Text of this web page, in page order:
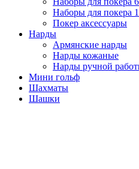
Наборы для покера
Покер аксессуары
Нарды
Армянские нарды
Нарды кожаные
Нарды ручной
Мини гольф
Шахматы
Шашки